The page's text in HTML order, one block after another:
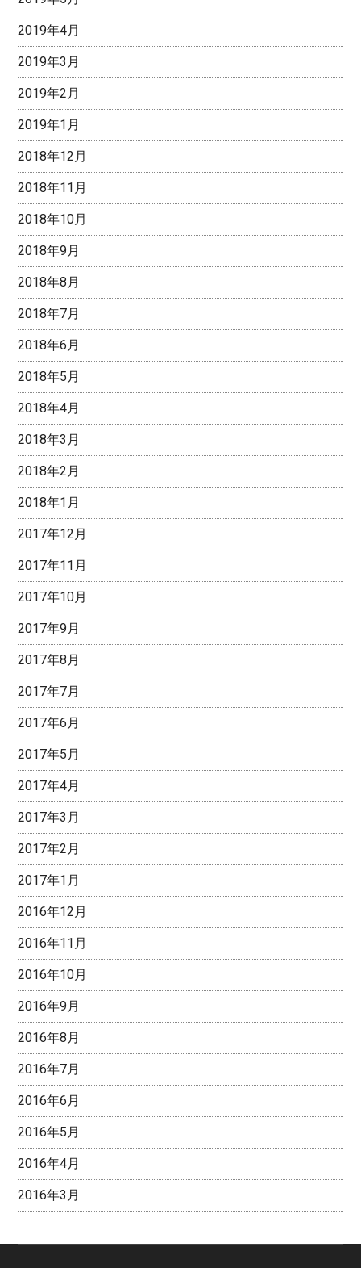
2019年4月
2019年3月
2019年2月
2019年1月
2018年12月
2018年11月
2018年10月
2018年9月
2018年8月
2018年7月
2018年6月
2018年5月
2018年4月
2018年3月
2018年2月
2018年1月
2017年12月
2017年11月
2017年10月
2017年9月
2017年8月
2017年7月
2017年6月
2017年5月
2017年4月
2017年3月
2017年2月
2017年1月
2016年12月
2016年11月
2016年10月
2016年9月
2016年8月
2016年7月
2016年6月
2016年5月
2016年4月
2016年3月